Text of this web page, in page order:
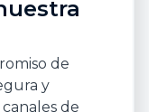
de
y
de